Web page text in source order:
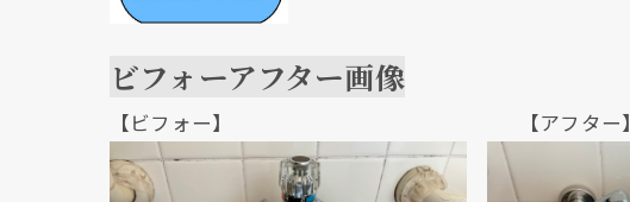
ビフォーアフター画像
【ビフォー】 【アフター】